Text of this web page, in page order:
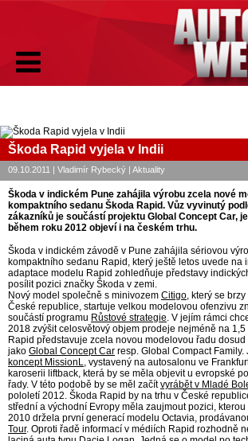
Škoda Rapid vyjela v Indii
09.10.2011 | Vladimír Rybecký | Aktuality
Škoda v indickém Pune zahájila výrobu zcela nové
kompaktního sedanu Škoda Rapid. Vůz vyvinutý
zákazníků je součástí projektu Global Concept Car,
během roku 2012 objeví i na českém trhu.
Škoda v indickém závodě v Pune zahájila sériovou
kompaktního sedanu Rapid, který ještě letos uvede na
adaptace modelu Rapid zohledňuje představy
posílit pozici značky Škoda v zemi.
Nový model společně s minivozem Citigo, který se
České republice, startuje velkou modelovou ofenzivu
součástí programu Růstové strategie. V jejím rámci
2018 zvýšit celosvětový objem prodeje nejméně na
Rapid představuje zcela novou modelovou řadu
jako Global Concept Car resp. Global Compact Family.
koncept MissionL, vystavený na autosalonu ve
karoserii liftback, která by se měla objevit u evropské
řady. V této podobě by se měl začítvyrábět v Mladé
pololetí 2012. Škoda Rapid by na trhu v České
střední a východní Evropy měla zaujmout pozici,
2010 držela první generací modelu Octavia,
Tour. Oproti řadě informací v médiích Rapid rozhodně